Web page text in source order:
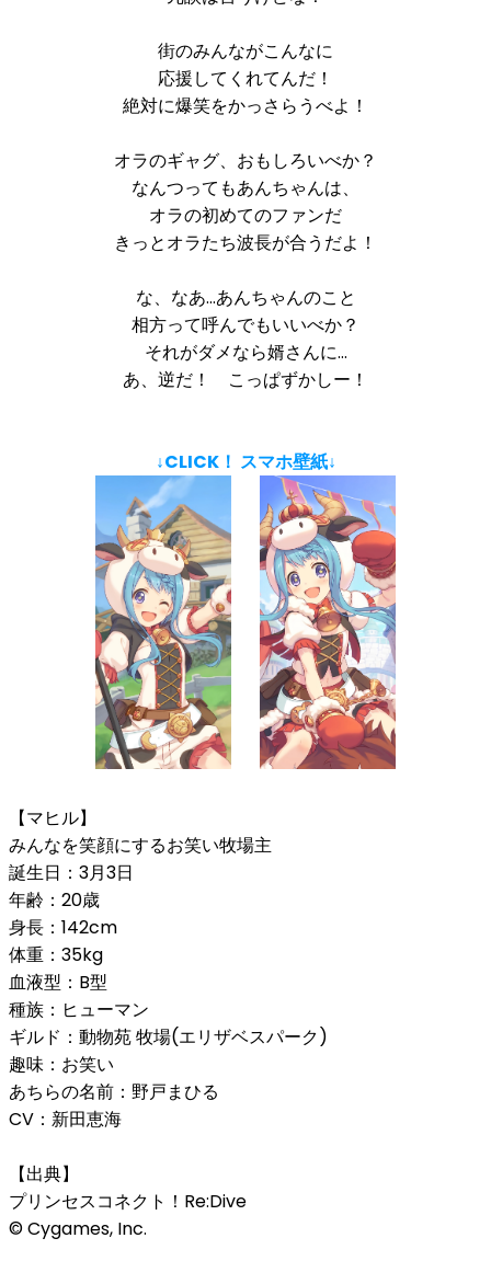
街のみんながこんなに
応援してくれてんだ！
絶対に爆笑をかっさらうべよ！
オラのギャグ、おもしろいべか？
なんつってもあんちゃんは、
オラの初めてのファンだ
きっとオラたち波長が合うだよ！
な、なあ…あんちゃんのこと
相方って呼んでもいいべか？
それがダメなら婿さんに…
あ、逆だ！ こっぱずかしー！
↓CLICK！ スマホ壁紙↓
【マヒル】
みんなを笑顔にするお笑い牧場主
誕生日：3月3日
年齢：20歳
身長：142cm
体重：35kg
血液型：B型
種族：ヒューマン
ギルド：動物苑 牧場(エリザベスパーク)
趣味：お笑い
あちらの名前：野戸まひる
CV：新田恵海
【出典】
プリンセスコネクト！Re:Dive
© Cygames, Inc.